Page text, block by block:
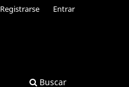
Buscar
Registrarse Entrar